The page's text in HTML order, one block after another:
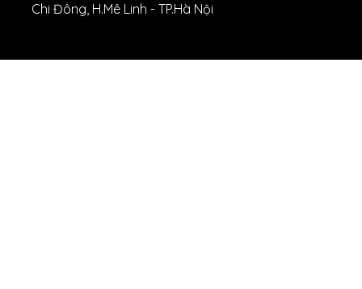
Chi Đông, H.Mê Linh - TP.Hà Nội